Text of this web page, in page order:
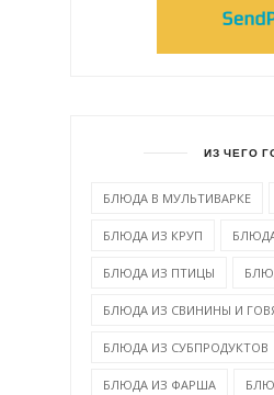
ИЗ ЧЕГО
БЛЮДА В МУЛЬТИВАРКЕ
БЛЮДА ИЗ КРУП
БЛЮДА ИЗ ПТИЦЫ
БЛЮДА ИЗ СВИНИНЫ И
БЛЮДА ИЗ СУБПРОДУКТОВ
БЛЮДА ИЗ ФАРША